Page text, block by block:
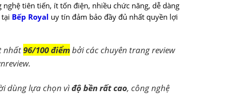
tiên tiến, ít tốn điện, nhiều chức năng, dễ dàng
Bếp Royal uy tín đảm bảo đầy đủ nhất quyền lợi
96/100 điểmbởi các chuyên trang review
dùng lựa chọn vìđộ bền rất cao, công nghệ